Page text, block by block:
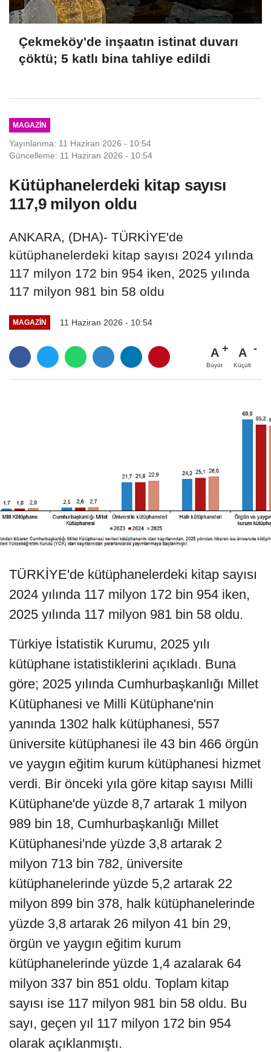
Çekmeköy'de inşaatın istinat duvarı
çöktü; 5 katlı bina tahliye edildi
MAGAZIN
Yayınlanma: 11 Haziran 2026 - 10:54
Güncelleme: 11 Haziran 2026 - 10:54
Kütüphanelerdeki kitap sayısı
117,9 milyon oldu
ANKARA, (DHA)- TÜRKİYE'de
kütüphanelerdeki kitap sayısı 2024 yılında
117 milyon 172 bin 954 iken, 2025 yılında
117 milyon 981 bin 58 oldu
MAGAZIN 11 Haziran 2026 - 10:54
A
Büyüt
A
Küçült
TÜRKİYE'de kütüphanelerdeki kitap sayısı
2024 yılında 117 milyon 172 bin 954 iken,
2025 yılında 117 milyon 981 bin 58 oldu.
Türkiye İstatistik Kurumu, 2025 yılı
kütüphane istatistiklerini açıkladı. Buna
göre; 2025 yılında Cumhurbaşkanlığı Millet
Kütüphanesi ve Milli Kütüphane'nin
yanında 1302 halk kütüphanesi, 557
üniversite kütüphanesi ile 43 bin 466 örgün
ve yaygın eğitim kurum kütüphanesi hizmet
verdi. Bir önceki yıla göre kitap sayısı Milli
Kütüphane'de yüzde 8,7 artarak 1 milyon
989 bin 18, Cumhurbaşkanlığı Millet
Kütüphanesi'nde yüzde 3,8 artarak 2
milyon 713 bin 782, üniversite
kütüphanelerinde yüzde 5,2 artarak 22
milyon 899 bin 378, halk kütüphanelerinde
yüzde 3,8 artarak 26 milyon 41 bin 29,
örgün ve yaygın eğitim kurum
kütüphanelerinde yüzde 1,4 azalarak 64
milyon 337 bin 851 oldu. Toplam kitap
sayısı ise 117 milyon 981 bin 58 oldu. Bu
sayı, geçen yıl 117 milyon 172 bin 954
olarak açıklanmıştı.